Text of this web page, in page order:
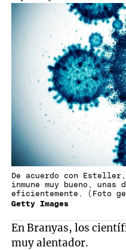
Getty Images
De acuerdo con
inmune muy bueno,
eficientemente. (Foto
En Branyas, los
muy alentador.